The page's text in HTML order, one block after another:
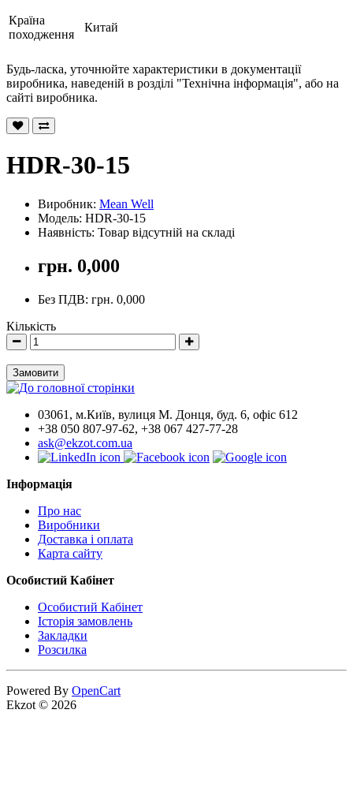
Країна
походження
Китай
Будь-ласка, уточнюйте характеристики в документації
виробника, наведеній в розділі "Технічна інформація", або на
сайті виробника.
HDR-30-15
Виробник: Mean Well
Модель: HDR-30-15
Наявність: Товар відсутній на складі
грн. 0,000
Без ПДВ: грн. 0,000
Кількість
Замовити
03061, м.Київ, вулиця М. Донця, буд. 6, офіс 612
+38 050 807-97-62, +38 067 427-77-28
ask@ekzot.com.ua
Інформація
Про нас
Виробники
Доставка і оплата
Карта сайту
Особистий Кабінет
Особистий Кабінет
Історія замовлень
Закладки
Розсилка
Powered By OpenCart
Ekzot © 2026